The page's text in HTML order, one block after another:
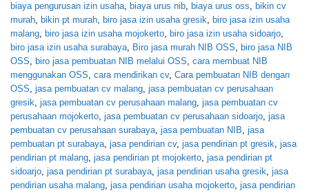
biaya pengurusan izin usaha, biaya urus nib, biaya urus oss, bikin cv
murah, bikin pt murah, biro jasa izin usaha gresik, biro jasa izin usaha
malang, biro jasa izin usaha mojokerto, biro jasa izin usaha sidoarjo,
biro jasa izin usaha surabaya, Biro jasa murah NIB OSS, biro jasa NIB
OSS, biro jasa pembuatan NIB melalui OSS, cara membuat NIB
menggunakan OSS, cara mendirikan cv, Cara pembuatan NIB dengan
OSS, jasa pembuatan cv malang, jasa pembuatan cv perusahaan
gresik, jasa pembuatan cv perusahaan malang, jasa pembuatan cv
perusahaan mojokerto, jasa pembuatan cv perusahaan sidoarjo, jasa
pembuatan cv perusahaan surabaya, jasa pembuatan NIB, jasa
pembuatan pt surabaya, jasa pendirian cv, jasa pendirian pt gresik, jasa
pendirian pt malang, jasa pendirian pt mojokerto, jasa pendirian pt
sidoarjo, jasa pendirian pt surabaya, jasa pendirian usaha gresik, jasa
pendirian usaha malang, jasa pendirian usaha mojokerto, jasa pendirian